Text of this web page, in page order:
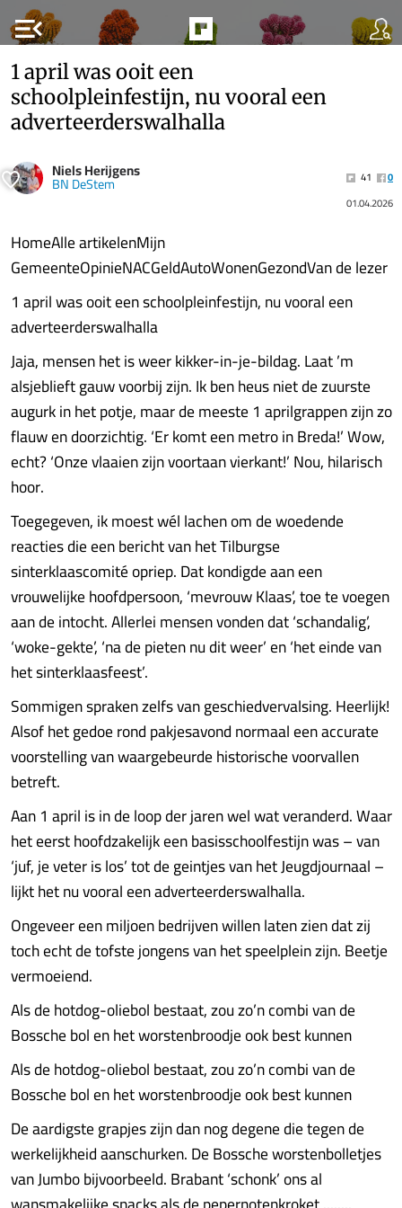
menu_open
1 april was ooit een
schoolpleinfestijn, nu vooral een
adverteerderswalhalla
Niels Herijgens
BN DeStem 41
0
01.04.2026
HomeAlle artikelenMijn
GemeenteOpinieNACGeldAutoWonenGezondVan de lezer
1 april was ooit een schoolpleinfestijn, nu vooral een
adverteerderswalhalla
Jaja, mensen het is weer kikker-in-je-bildag. Laat ’m
alsjeblieft gauw voorbij zijn. Ik ben heus niet de zuurste
augurk in het potje, maar de meeste 1 aprilgrappen zijn zo
flauw en doorzichtig. ‘Er komt een metro in Breda!’ Wow,
echt? ‘Onze vlaaien zijn voortaan vierkant!’ Nou, hilarisch
hoor.
Toegegeven, ik moest wél lachen om de woedende
reacties die een bericht van het Tilburgse
sinterklaascomité opriep. Dat kondigde aan een
vrouwelijke hoofd­persoon, ‘mevrouw Klaas’, toe te voegen
aan de intocht. Allerlei mensen vonden dat ‘schandalig’,
‘woke-gekte’, ‘na de pieten nu dit weer’ en ‘het einde van
het sinterklaasfeest’.
Sommigen spraken zelfs van geschiedvervalsing. Heerlijk!
Alsof het gedoe rond pakjesavond normaal een accurate
voorstelling van waargebeurde historische voorvallen
betreft.
Aan 1 april is in de loop der jaren wel wat veranderd. Waar
het eerst hoofdzakelijk een basisschoolfestijn was – van
‘juf, je vete­­­r is los’ tot de geintjes van het Jeugdjournaal –
lijkt het nu vooral een adverteerderswalhalla.
Ongeveer een miljoen bedrijven willen laten zien dat zij
toch echt de tofste jongens van het speelplein zijn. Beetje
vermoeiend.
Als de hotdog-oliebol bestaat, zou zo’n combi van de
Bossche bol en het worstenbroodje ook best kunnen
Als de hotdog-oliebol bestaat, zou zo’n combi van de
Bossche bol en het worstenbroodje ook best kunnen
De aardigste grapjes zijn dan nog degene die tegen de
werkelijkheid aanschurken. De Bossche worstenbolletjes
van Jumbo bijvoorbeeld. Brabant ‘schonk’ ons al